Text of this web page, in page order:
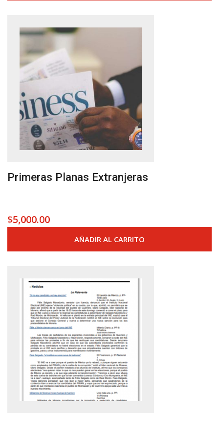
Primeras Planas Extranjeras
$5,000.00
AÑADIR AL CARRITO